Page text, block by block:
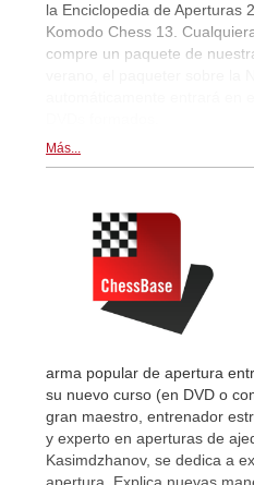
la Enciclopedia de Aperturas
Komodo Chess 13.
compre un paquete de
Más...
arma popular de apertura
su nuevo curso (en DVD o
gran maestro, entrenador
y experto en aperturas de
Kasimdzhanov, se dedica a